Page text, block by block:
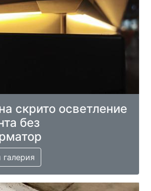
скрито осветление
без
галерия